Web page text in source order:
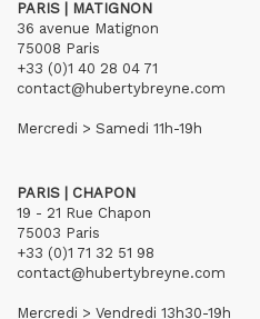
PARIS | MATIGNON
36 avenue Matignon
75008 Paris
+33 (0)1 40 28 04 71
contact@hubertybreyne.com
Mercredi > Samedi 11h-19h
PARIS | CHAPON
19 - 21 Rue Chapon
75003 Paris
+33 (0)1 71 32 51 98
contact@hubertybreyne.com
Mercredi > Vendredi 13h30-19h